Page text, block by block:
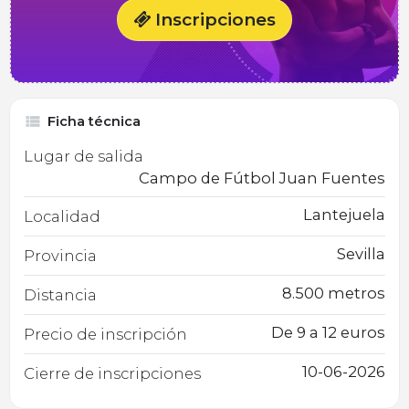
Inscripciones
Ficha técnica
Lugar de salida
Campo de Fútbol Juan Fuentes
Localidad Lantejuela
Provincia Sevilla
Distancia 8.500 metros
Precio de inscripción De 9 a 12 euros
Cierre de inscripciones 10-06-2026